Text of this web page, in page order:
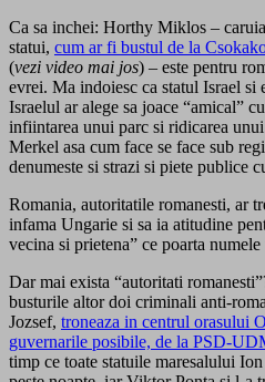
Ca sa inchei: Horthy Miklos –
statui, cum ar fi bustul de la
(vezi video mai jos) – este pentru
evrei. Ma indoiesc ca statul Israel si
Israelul ar alege sa joace “amical”
infiintarea unui parc si ridicarea
Merkel asa cum face se face sub
denumeste si strazi si piete publice
Romania, autoritatile romanesti, ar
infama Ungarie si sa ia atitudine
vecina si prietena” ce poarta
Dar mai exista “autoritati
busturile altor doi criminali anti-
Jozsef, troneaza in centrul orasului
guvernarile posibile, de la PSD-
timp ce toate statuile maresalului